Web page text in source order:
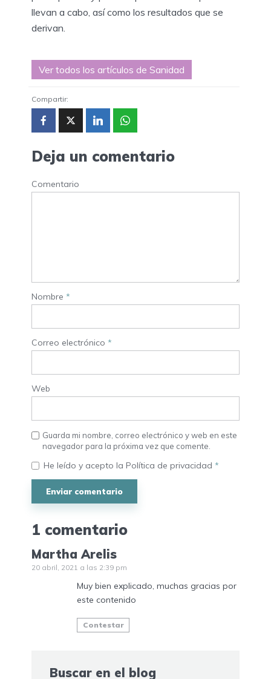
llevan a cabo, así como los resultados que se
derivan.
Ver todos los artículos de Sanidad
Compartir:
Deja un comentario
Comentario
Nombre *
Correo electrónico *
Web
Guarda mi nombre, correo electrónico y web en este
navegador para la próxima vez que comente.
He leído y acepto la Política de privacidad *
1 comentario
Martha Arelis
20 abril, 2021 a las 2:39 pm
Muy bien explicado, muchas gracias por
este contenido
Contestar
Buscar en el blog